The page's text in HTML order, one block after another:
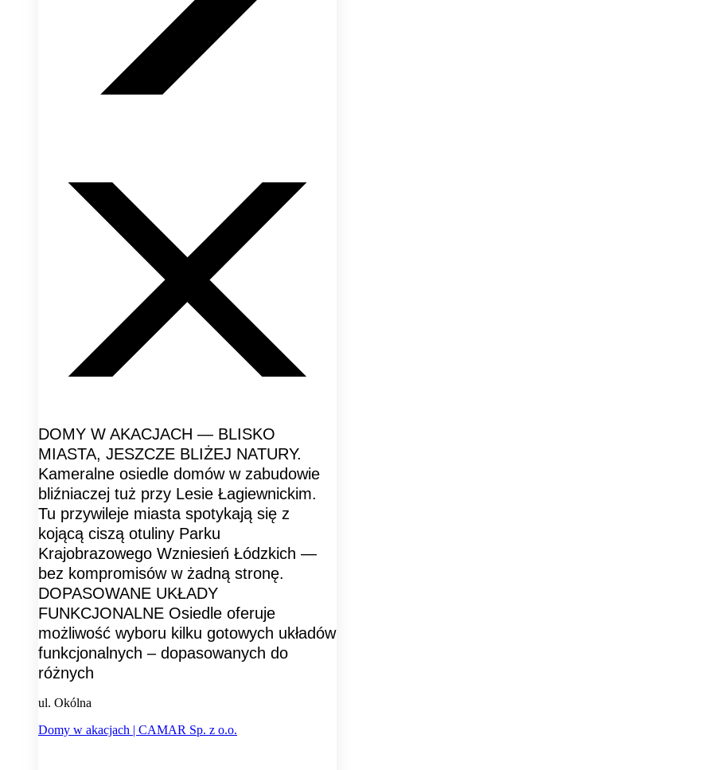
DOMY W AKACJACH — BLISKO
MIASTA, JESZCZE BLIŻEJ NATURY.
Kameralne osiedle domów w zabudowie
bliźniaczej tuż przy Lesie Łagiewnickim.
Tu przywileje miasta spotykają się z
kojącą ciszą otuliny Parku
Krajobrazowego Wzniesień Łódzkich —
bez kompromisów w żadną stronę.
DOPASOWANE UKŁADY
FUNKCJONALNE Osiedle oferuje
możliwość wyboru kilku gotowych układów
funkcjonalnych – dopasowanych do
różnych
ul. Okólna
Domy w akacjach | CAMAR Sp. z o.o.